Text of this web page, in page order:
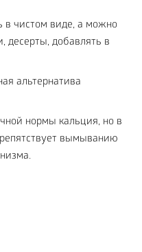
в чистом виде, а можно
десерты, добавлять в
альтернатива
нормы кальция, но в
вымыванию